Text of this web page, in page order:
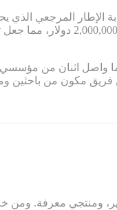
الإطار المرجعي
لمشروع تمام. كما ساهم هذا النموذج في
بينما واصل اثنان
فريق مكون من
ومنتجي معرفة. ومن